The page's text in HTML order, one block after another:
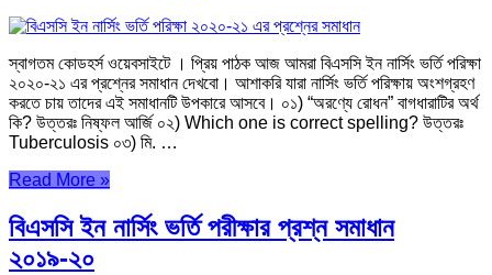
স্বাগতম কোডহর্স ওয়েবসাইটে । প্রিয় পাঠক আজ আমরা বিএসসি ইন নার্সিং ভর্তি পরিক্ষা
২০২০-২১ এর প্রশ্নের সমাধান দেখবো। আশাকরি যারা নার্সিং ভর্তি পরিক্ষায় অংশগ্রহণ
করতে চায় তাদের এই সমাধানটি উপকারে আসবে। ০১) “অরণ্যে রোধন” বাগধারাটির অর্থ
কি? উত্তরঃ নিষ্ফল আর্জি ০২) Which one is correct spelling? উত্তরঃ
Tuberculosis ০৩) মি. …
Read More »
বিএসসি ইন নার্সিং ভর্তি পরীক্ষার প্রশ্ন সমাধান
২০১৯-২০